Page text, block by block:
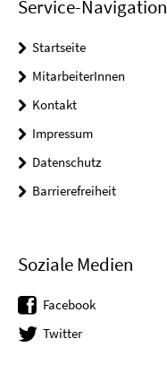
Service-Navigation
Startseite
MitarbeiterInnen
Kontakt
Impressum
Datenschutz
Barrierefreiheit
Soziale Medien
Facebook
Twitter